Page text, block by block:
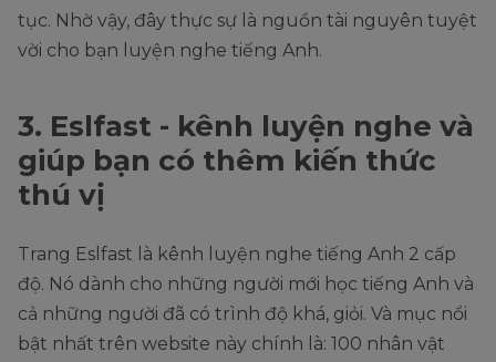
tục. Nhờ vậy, đây thực sự là nguồn tài nguyên tuyệt
vời cho bạn luyện nghe tiếng Anh.
3. Eslfast - kênh luyện nghe và
giúp bạn có thêm kiến thức
thú vị
Trang Eslfast là kênh luyện nghe tiếng Anh 2 cấp
độ. Nó dành cho những người mới học tiếng Anh và
cả những người đã có trình độ khá, giỏi. Và mục nổi
bật nhất trên website này chính là: 100 nhân vật